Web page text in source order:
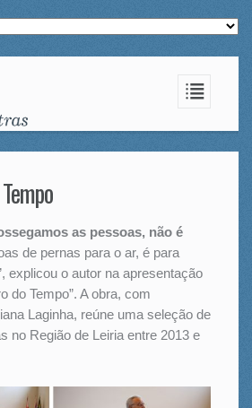
as pessoas, não é
de pernas para o ar, é para
explicou o autor na apresentação
do Tempo”. A obra, com
Laginha, reúne uma seleção de
no Região de Leiria entre 2013 e